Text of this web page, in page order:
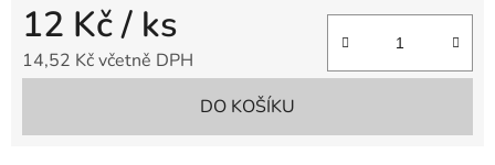
12 Kč/ ks
14,52 Kč včetně DPH
DO KOŠÍKU